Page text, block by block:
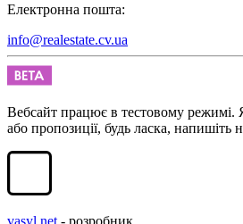
Електронна пошта:
info@realestate.cv.ua
Вебсайт працює в тестовому режимі.
або пропозиції, будь ласка, напишіть
vasyl.net - розробник